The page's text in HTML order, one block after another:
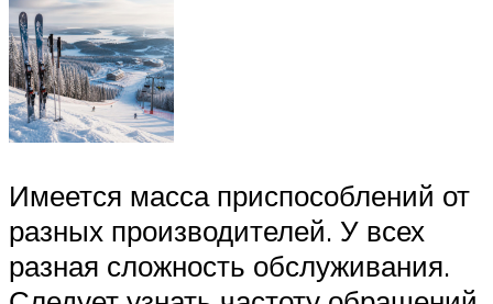
Имеется масса приспособлений от
разных производителей. У всех
разная сложность обслуживания.